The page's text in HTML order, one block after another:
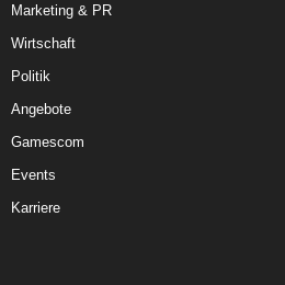
Marketing & PR
Wirtschaft
Politik
Angebote
Gamescom
Events
Karriere